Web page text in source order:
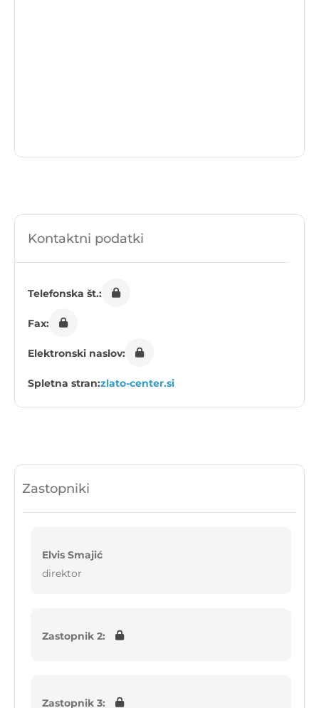
Kontaktni podatki
Telefonska št.:
Fax:
Elektronski naslov:
Spletna stran:zlato-center.si
Zastopniki
Elvis Smajić
direktor
Zastopnik 2:
Zastopnik 3: